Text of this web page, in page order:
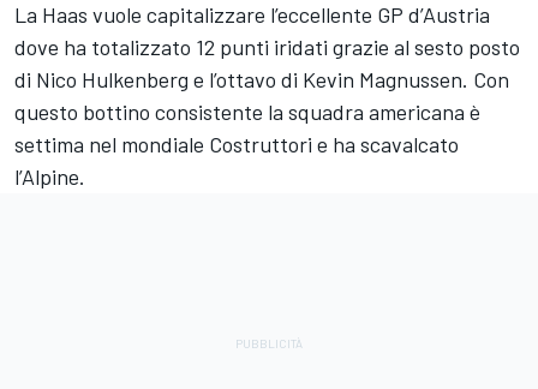
La Haas vuole capitalizzare l’eccellente GP d’Austria
dove ha totalizzato 12 punti iridati grazie al sesto posto
di Nico Hulkenberg e l’ottavo di Kevin Magnussen. Con
questo bottino consistente la squadra americana è
settima nel mondiale Costruttori e ha scavalcato
l’Alpine.